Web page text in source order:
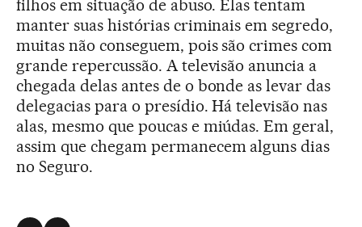
filhos em situação de abuso. Elas tentam
manter suas histórias criminais em segredo,
muitas não conseguem, pois são crimes com
grande repercussão. A televisão anuncia a
chegada delas antes de o bonde as levar das
delegacias para o presídio. Há televisão nas
alas, mesmo que poucas e miúdas. Em geral,
assim que chegam permanecem alguns dias
no Seguro.